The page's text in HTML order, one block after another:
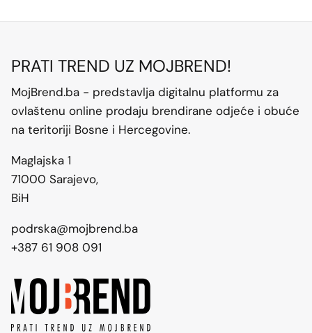
PRATI TREND UZ MOJBREND!
MojBrend.ba - predstavlja digitalnu platformu za
ovlaštenu online prodaju brendirane odjeće i obuće
na teritoriji Bosne i Hercegovine.
Maglajska 1
71000 Sarajevo,
BiH
podrska@mojbrend.ba
+387 61 908 091